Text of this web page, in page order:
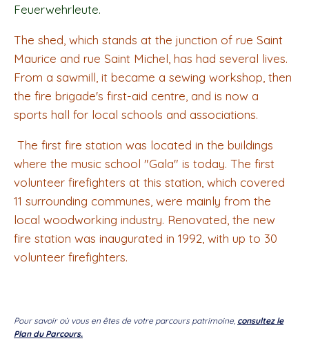
Feuerwehrleute.
The shed, which stands at the junction of rue Saint
Maurice and rue Saint Michel, has had several lives.
From a sawmill, it became a sewing workshop, then
the fire brigade's first-aid centre, and is now a
sports hall for local schools and associations.
The first fire station was located in the buildings
where the music school "Gala" is today. The first
volunteer firefighters at this station, which covered
11 surrounding communes, were mainly from the
local woodworking industry. Renovated, the new
fire station was inaugurated in 1992, with up to 30
volunteer firefighters.
Pour savoir où vous en êtes de votre parcours patrimoine, consultez le
Plan du Parcours.